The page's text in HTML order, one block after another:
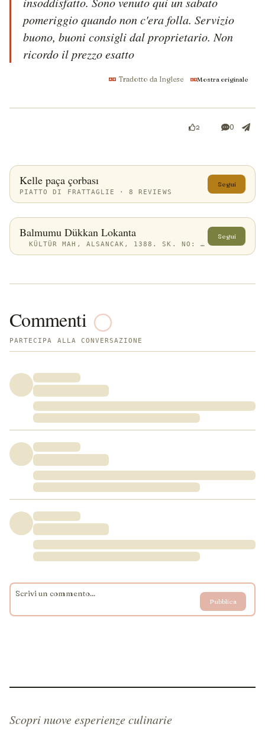
pomeriggio quando non c'era folla. Servizio
buono, buoni consigli dal proprietario. Non
ricordo il prezzo esatto
Tradotto da Inglese Mostra originale
2 0
Kelle paça çorbası
PIATTO DI FRATTAGLIE · 8 REVIEWS
Segui
Balmumu Dükkan Lokanta
KÜLTÜR MAH, ALSANCAK, 1388. SK. NO: 5 D:C, 35220 KONAK/İZMIR, TÜRKIYE
Segui
Commenti
PARTECIPA ALLA CONVERSAZIONE
Pubblica
Scopri nuove esperienze culinarie